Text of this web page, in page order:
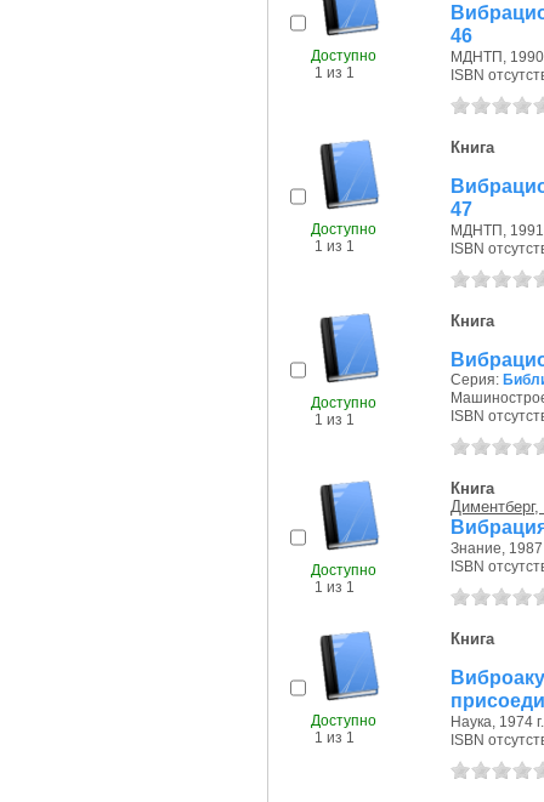
Доступно
1 из 1
46
МДНТП, 1990
ISBN
Доступно
1 из 1
Книга
47
МДНТП, 1991
ISBN
Доступно
1 из 1
Книга
Серия:
ISBN
Доступно
1 из 1
Книга
Знание, 1987
ISBN
Доступно
1 из 1
Книга
Наука, 1974 г.
ISBN